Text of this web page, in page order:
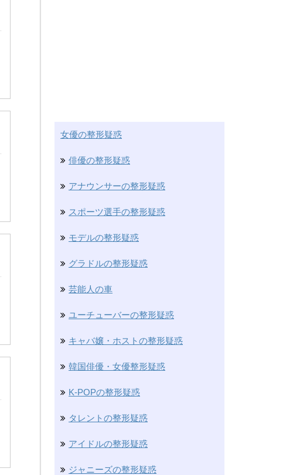
女優の整形疑惑
俳優の整形疑惑
アナウンサーの整形疑惑
スポーツ選手の整形疑惑
モデルの整形疑惑
グラドルの整形疑惑
芸能人の車
ユーチューバーの整形疑惑
キャバ嬢・ホストの整形疑惑
韓国俳優・女優整形疑惑
K-POPの整形疑惑
タレントの整形疑惑
アイドルの整形疑惑
ジャニーズの整形疑惑